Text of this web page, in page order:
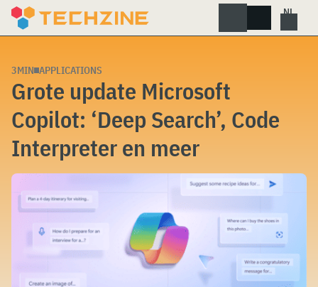
Skip
3MIN APPLICATIONS
Grote update Microsoft
Copilot: ‘Deep Search’, Code
Interpreter en meer